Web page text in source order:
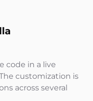
code in a live
customization is
across several